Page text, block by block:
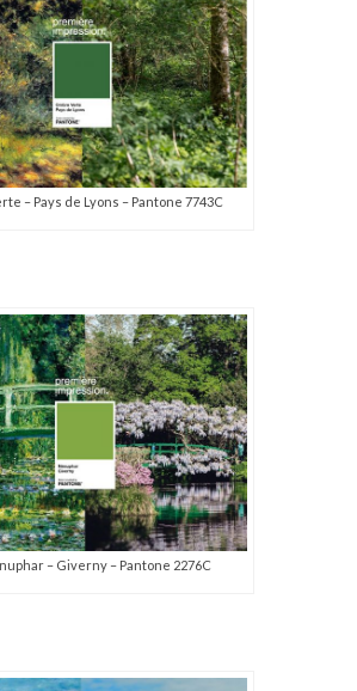
– Pays de Lyons – Pantone 7743C
– Giverny – Pantone 2276C